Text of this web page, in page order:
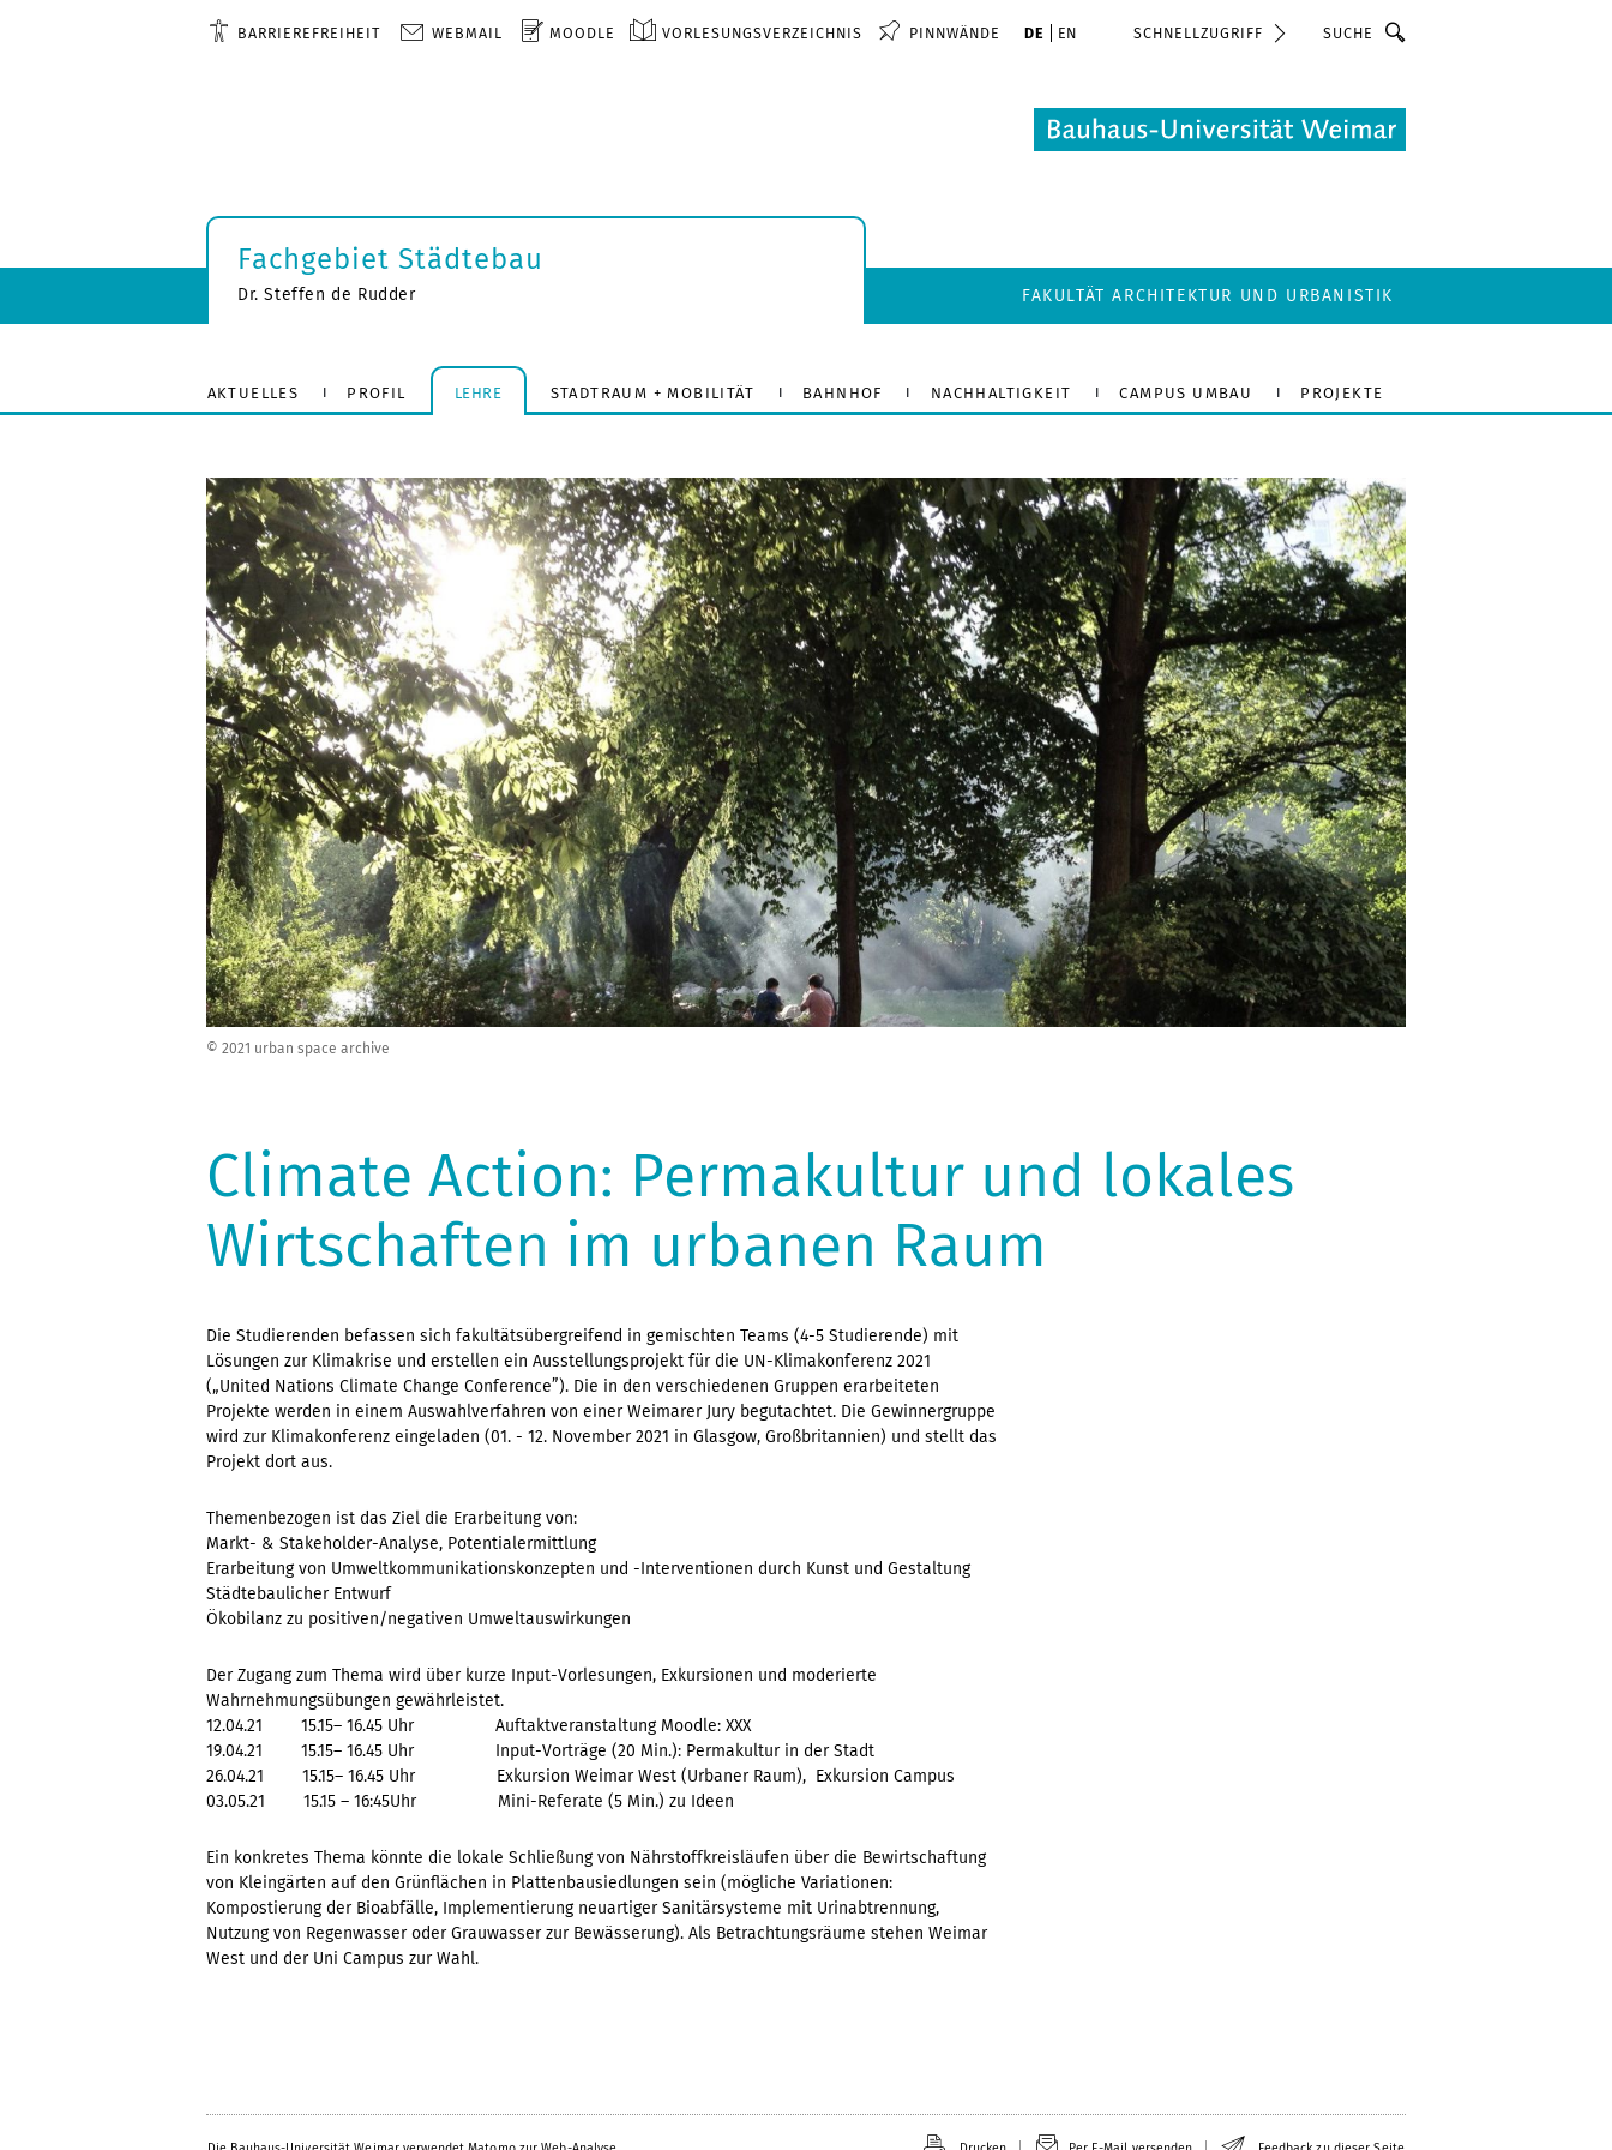
BARRIEREFREIHEIT WEBMAIL MOODLE VORLESUNGSVERZEICHNIS PINNWÄNDE DE EN SCHNELLZUGRIFF Suche
Fachgebiet Städtebau
Dr. Steffen de Rudder FAKULTÄT ARCHITEKTUR UND URBANISTIK
AKTUELLES PROFIL LEHRE STADTRAUM + MOBILITÄT BAHNHOF NACHHALTIGKEIT CAMPUS UMBAU PROJEKTE
© 2021 urban space archive
Climate Action: Permakultur und lokales
Wirtschaften im urbanen Raum
Die Studierenden befassen sich fakultätsübergreifend in gemischten Teams (4-5 Studierende) mit
Lösungen zur Klimakrise und erstellen ein Ausstellungsprojekt für die UN-Klimakonferenz 2021
(„United Nations Climate Change Conference”). Die in den verschiedenen Gruppen erarbeiteten
Projekte werden in einem Auswahlverfahren von einer Weimarer Jury begutachtet. Die Gewinnergruppe
wird zur Klimakonferenz eingeladen (01. - 12. November 2021 in Glasgow, Großbritannien) und stellt das
Projekt dort aus.
Themenbezogen ist das Ziel die Erarbeitung von:
Markt- & Stakeholder-Analyse, Potentialermittlung
Erarbeitung von Umweltkommunikationskonzepten und -Interventionen durch Kunst und Gestaltung
Städtebaulicher Entwurf
Ökobilanz zu positiven/negativen Umweltauswirkungen
Der Zugang zum Thema wird über kurze Input-Vorlesungen, Exkursionen und moderierte
Wahrnehmungsübungen gewährleistet.
12.04.21 15.15– 16.45 Uhr Auftaktveranstaltung Moodle: XXX
19.04.21 15.15– 16.45 Uhr Input-Vorträge (20 Min.): Permakultur in der Stadt
26.04.21 15.15– 16.45 Uhr Exkursion Weimar West (Urbaner Raum), Exkursion Campus
03.05.21 15.15 – 16:45Uhr Mini-Referate (5 Min.) zu Ideen
Ein konkretes Thema könnte die lokale Schließung von Nährstoffkreisläufen über die Bewirtschaftung
von Kleingärten auf den Grünflächen in Plattenbausiedlungen sein (mögliche Variationen:
Kompostierung der Bioabfälle, Implementierung neuartiger Sanitärsysteme mit Urinabtrennung,
Nutzung von Regenwasser oder Grauwasser zur Bewässerung). Als Betrachtungsräume stehen Weimar
West und der Uni Campus zur Wahl.